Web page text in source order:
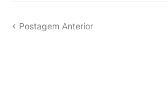
Postagem Anterior